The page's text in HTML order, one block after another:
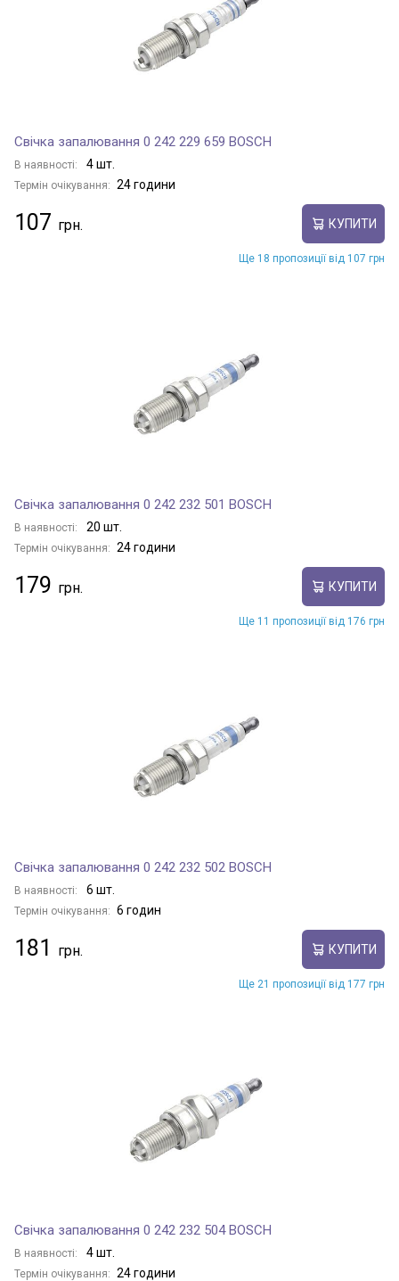
Свічка запалювання 0 242 229 659 BOSCH
В наявності: 4 шт.
Термін очікування: 24 години
107 КУПИТИ
Ще 18 пропозиції від 107 грн
Свічка запалювання 0 242 232 501 BOSCH
В наявності: 20 шт.
Термін очікування: 24 години
179 КУПИТИ
Ще 11 пропозиції від 176 грн
Свічка запалювання 0 242 232 502 BOSCH
В наявності: 6 шт.
Термін очікування: 6 годин
181 КУПИТИ
Ще 21 пропозиції від 177 грн
Свічка запалювання 0 242 232 504 BOSCH
В наявності: 4 шт.
Термін очікування: 24 години